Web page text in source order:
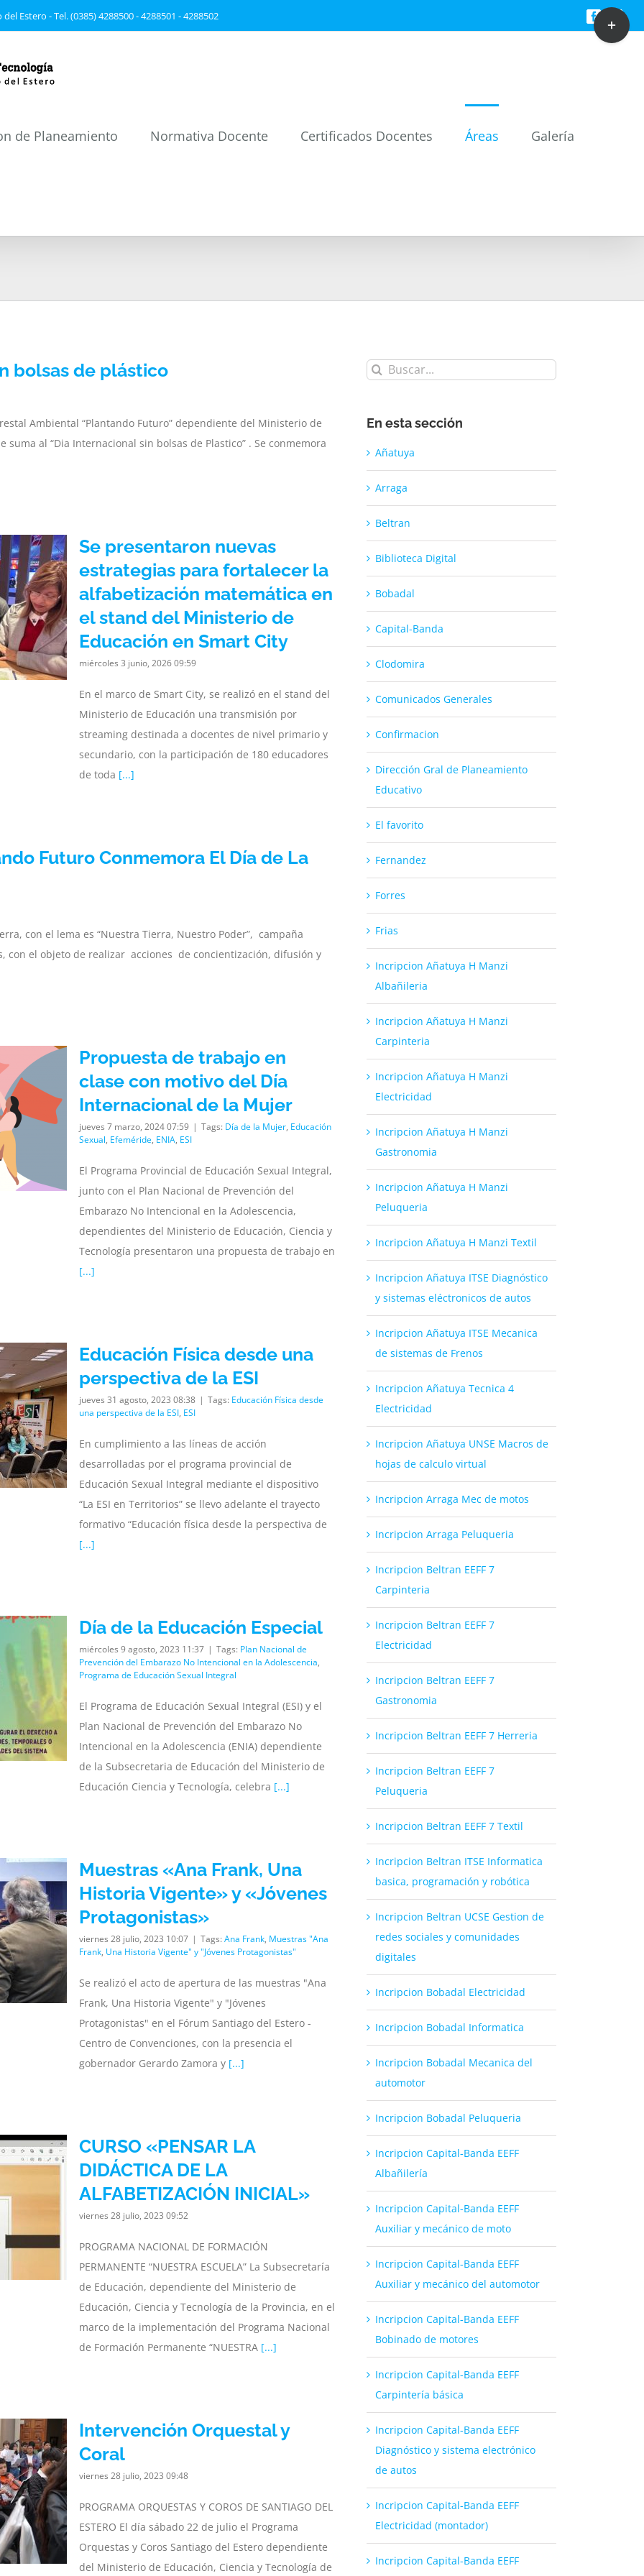
Estero - Tel. (0385) 4288500 - 4288501 - 4288502 Facebook
de Planeamiento Normativa Docente Certificados Docentes Áreas Galería
bolsas de plástico
Ambiental “Plantando Futuro” dependiente del Ministerio de
suma al “Dia Internacional sin bolsas de Plastico” . Se conmemora
Se presentaron nuevas
estrategias para fortalecer la
alfabetización matemática en
el stand del Ministerio de
Educación en Smart City
miércoles 3 junio, 2026 09:59
En el marco de Smart City, se realizó en el stand del
Ministerio de Educación una transmisión por
streaming destinada a docentes de nivel primario y
secundario, con la participación de 180 educadores
de toda [...]
Futuro Conmemora El Día de La
con el lema es “Nuestra Tierra, Nuestro Poder”, campaña
con el objeto de realizar acciones de concientización, difusión y
Propuesta de trabajo en
clase con motivo del Día
Internacional de la Mujer
jueves 7 marzo, 2024 07:59 | Tags: Día de la Mujer, Educación
Sexual, Efeméride, ENIA, ESI
El Programa Provincial de Educación Sexual Integral,
junto con el Plan Nacional de Prevención del
Embarazo No Intencional en la Adolescencia,
dependientes del Ministerio de Educación, Ciencia y
Tecnología presentaron una propuesta de trabajo en
[...]
Educación Física desde una
perspectiva de la ESI
jueves 31 agosto, 2023 08:38 | Tags: Educación Física desde
una perspectiva de la ESI, ESI
En cumplimiento a las líneas de acción
desarrolladas por el programa provincial de
Educación Sexual Integral mediante el dispositivo
“La ESI en Territorios” se llevo adelante el trayecto
formativo “Educación física desde la perspectiva de
[...]
Día de la Educación Especial
miércoles 9 agosto, 2023 11:37 | Tags: Plan Nacional de
Prevención del Embarazo No Intencional en la Adolescencia,
Programa de Educación Sexual Integral
El Programa de Educación Sexual Integral (ESI) y el
Plan Nacional de Prevención del Embarazo No
Intencional en la Adolescencia (ENIA) dependiente
de la Subsecretaria de Educación del Ministerio de
Educación Ciencia y Tecnología, celebra [...]
Muestras «Ana Frank, Una
Historia Vigente» y «Jóvenes
Protagonistas»
viernes 28 julio, 2023 10:07 | Tags: Ana Frank, Muestras "Ana
Frank, Una Historia Vigente" y "Jóvenes Protagonistas"
Se realizó el acto de apertura de las muestras "Ana
Frank, Una Historia Vigente" y "Jóvenes
Protagonistas" en el Fórum Santiago del Estero -
Centro de Convenciones, con la presencia el
gobernador Gerardo Zamora y [...]
CURSO «PENSAR LA
DIDÁCTICA DE LA
ALFABETIZACIÓN INICIAL»
viernes 28 julio, 2023 09:52
PROGRAMA NACIONAL DE FORMACIÓN
PERMANENTE “NUESTRA ESCUELA” La Subsecretaría
de Educación, dependiente del Ministerio de
Educación, Ciencia y Tecnología de la Provincia, en el
marco de la implementación del Programa Nacional
de Formación Permanente “NUESTRA [...]
Intervención Orquestal y
Coral
viernes 28 julio, 2023 09:48
PROGRAMA ORQUESTAS Y COROS DE SANTIAGO DEL
ESTERO El día sábado 22 de julio el Programa
Orquestas y Coros Santiago del Estero dependiente
del Ministerio de Educación, Ciencia y Tecnología de
Buscar:
En esta sección
Añatuya
Arraga
Beltran
Biblioteca Digital
Bobadal
Capital-Banda
Clodomira
Comunicados Generales
Confirmacion
Dirección Gral de Planeamiento
Educativo
El favorito
Fernandez
Forres
Frias
Incripcion Añatuya H Manzi
Albañileria
Incripcion Añatuya H Manzi
Carpinteria
Incripcion Añatuya H Manzi
Electricidad
Incripcion Añatuya H Manzi
Gastronomia
Incripcion Añatuya H Manzi
Peluqueria
Incripcion Añatuya H Manzi Textil
Incripcion Añatuya ITSE Diagnóstico
y sistemas eléctronicos de autos
Incripcion Añatuya ITSE Mecanica
de sistemas de Frenos
Incripcion Añatuya Tecnica 4
Electricidad
Incripcion Añatuya UNSE Macros de
hojas de calculo virtual
Incripcion Arraga Mec de motos
Incripcion Arraga Peluqueria
Incripcion Beltran EEFF 7
Carpinteria
Incripcion Beltran EEFF 7
Electricidad
Incripcion Beltran EEFF 7
Gastronomia
Incripcion Beltran EEFF 7 Herreria
Incripcion Beltran EEFF 7
Peluqueria
Incripcion Beltran EEFF 7 Textil
Incripcion Beltran ITSE Informatica
basica, programación y robótica
Incripcion Beltran UCSE Gestion de
redes sociales y comunidades
digitales
Incripcion Bobadal Electricidad
Incripcion Bobadal Informatica
Incripcion Bobadal Mecanica del
automotor
Incripcion Bobadal Peluqueria
Incripcion Capital-Banda EEFF
Albañilería
Incripcion Capital-Banda EEFF
Auxiliar y mecánico de moto
Incripcion Capital-Banda EEFF
Auxiliar y mecánico del automotor
Incripcion Capital-Banda EEFF
Bobinado de motores
Incripcion Capital-Banda EEFF
Carpintería básica
Incripcion Capital-Banda EEFF
Diagnóstico y sistema electrónico
de autos
Incripcion Capital-Banda EEFF
Electricidad (montador)
Incripcion Capital-Banda EEFF
Toggle
Sliding